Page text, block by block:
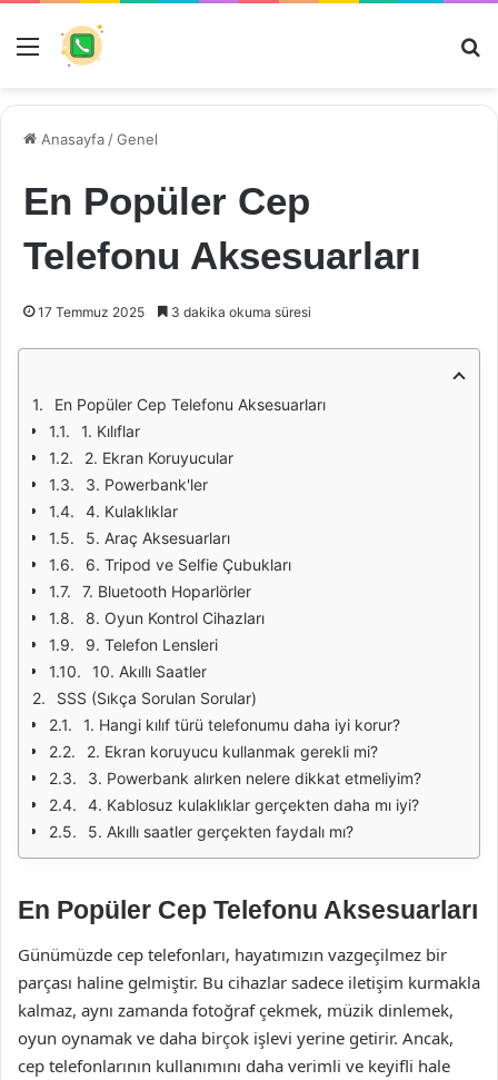
Menü
Anasayfa /Genel
En Popüler Cep
Telefonu Aksesuarları
17 Temmuz 2025 3 dakika okuma süresi
En Popüler Cep Telefonu Aksesuarları
1. Kılıflar
2. Ekran Koruyucular
3. Powerbank'ler
4. Kulaklıklar
5. Araç Aksesuarları
6. Tripod ve Selfie Çubukları
7. Bluetooth Hoparlörler
8. Oyun Kontrol Cihazları
9. Telefon Lensleri
10. Akıllı Saatler
SSS (Sıkça Sorulan Sorular)
1. Hangi kılıf türü telefonumu daha iyi korur?
2. Ekran koruyucu kullanmak gerekli mi?
3. Powerbank alırken nelere dikkat etmeliyim?
4. Kablosuz kulaklıklar gerçekten daha mı iyi?
5. Akıllı saatler gerçekten faydalı mı?
En Popüler Cep Telefonu Aksesuarları
Günümüzde cep telefonları, hayatımızın vazgeçilmez bir
parçası haline gelmiştir. Bu cihazlar sadece iletişim kurmakla
kalmaz, aynı zamanda fotoğraf çekmek, müzik dinlemek,
oyun oynamak ve daha birçok işlevi yerine getirir. Ancak,
cep telefonlarının kullanımını daha verimli ve keyifli hale